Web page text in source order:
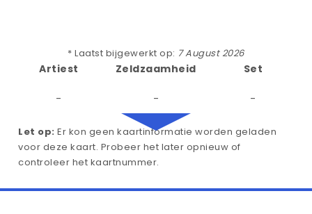
* Laatst bijgewerkt op: 7 August 2026
Artiest
-
Zeldzaamheid
-
Set
-
Let op: Er kon geen kaartinformatie worden geladen
voor deze kaart. Probeer het later opnieuw of
controleer het kaartnummer.